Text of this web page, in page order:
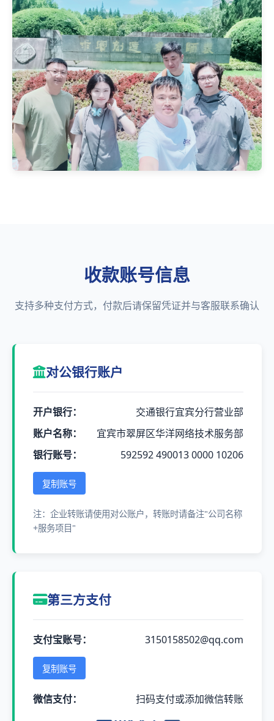
收款账号信息
支持多种支付方式，付款后请保留凭证并与客服联系确认
对公银行账户
开户银行：
交通银行宜宾分行营业部
账户名称：
宜宾市翠屏区华洋网络技术服务部
银行账号：
592592 490013 0000 10206
复制账号
注：企业转账请使用对公账户，转账时请备注"公司名称
+服务项目"
第三方支付
支付宝账号： 3150158502@qq.com
复制账号
微信支付： 扫码支付或添加微信转账